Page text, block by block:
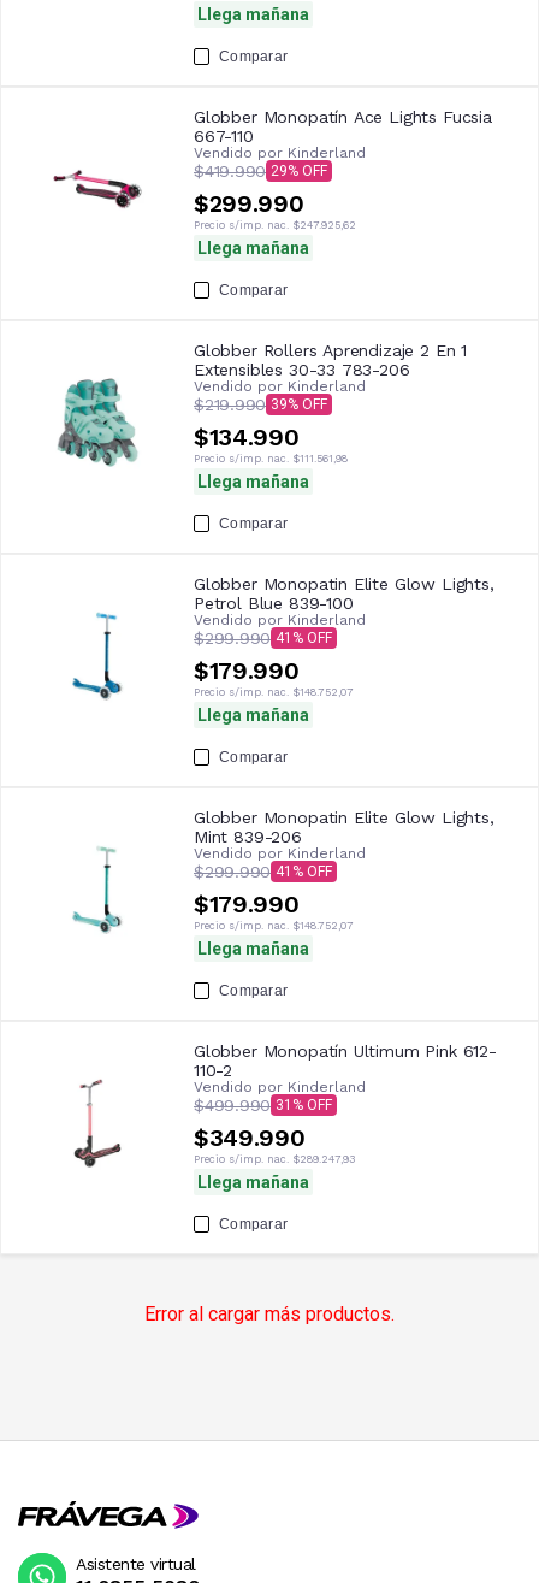
Llega mañana
Comparar
Globber Monopatín Ace Lights Fucsia
667-110
Vendido por Kinderland
$419.990 29
$299.990
Precio s/imp. nac. $247.925,62
Llega mañana
Comparar
Globber Rollers Aprendizaje 2 En 1
Extensibles 30-33 783-206
Vendido por Kinderland
$219.990 39
$134.990
Precio s/imp. nac. $111.561,98
Llega mañana
Comparar
Globber Monopatin Elite Glow Lights,
Petrol Blue 839-100
Vendido por Kinderland
$299.990 41
$179.990
Precio s/imp. nac. $148.752,07
Llega mañana
Comparar
Globber Monopatin Elite Glow Lights,
Mint 839-206
Vendido por Kinderland
$299.990 41
$179.990
Precio s/imp. nac. $148.752,07
Llega mañana
Comparar
Globber Monopatín Ultimum Pink 612-
110-2
Vendido por Kinderland
$499.990 31
$349.990
Precio s/imp. nac. $289.247,93
Llega mañana
Comparar
Error al cargar más productos.
Asistente virtual